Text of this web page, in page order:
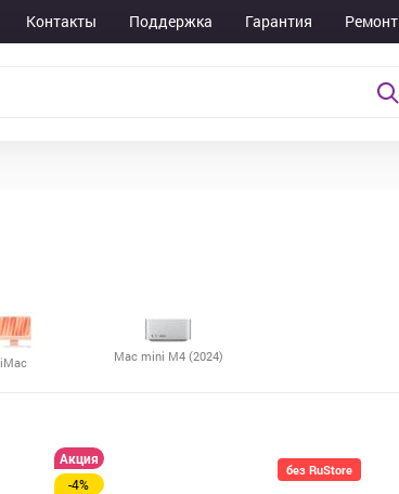
Контакты Поддержка Гарантия Ремонт
iMac Mac mini M4 (2024)
без RuStore
Акция
-4%